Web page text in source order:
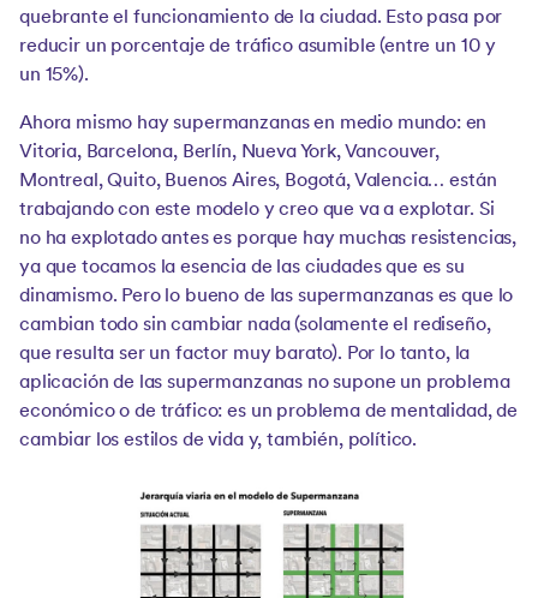
quebrante el funcionamiento de la ciudad. Esto pasa por
reducir un porcentaje de tráfico asumible (entre un 10 y
un 15%).
Ahora mismo hay supermanzanas en medio mundo: en
Vitoria, Barcelona, Berlín, Nueva York, Vancouver,
Montreal, Quito, Buenos Aires, Bogotá, Valencia… están
trabajando con este modelo y creo que va a explotar. Si
no ha explotado antes es porque hay muchas resistencias,
ya que tocamos la esencia de las ciudades que es su
dinamismo. Pero lo bueno de las supermanzanas es que lo
cambian todo sin cambiar nada (solamente el rediseño,
que resulta ser un factor muy barato). Por lo tanto, la
aplicación de las supermanzanas no supone un problema
económico o de tráfico: es un problema de mentalidad, de
cambiar los estilos de vida y, también, político.